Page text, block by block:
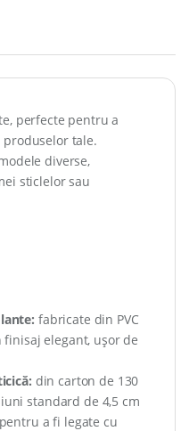
perfecte pentru a
tale.
diverse,
sticlelor sau
fabricate din PVC
elegant, ușor de
din carton de 130
standard de 4,5 cm
a fi legate cu